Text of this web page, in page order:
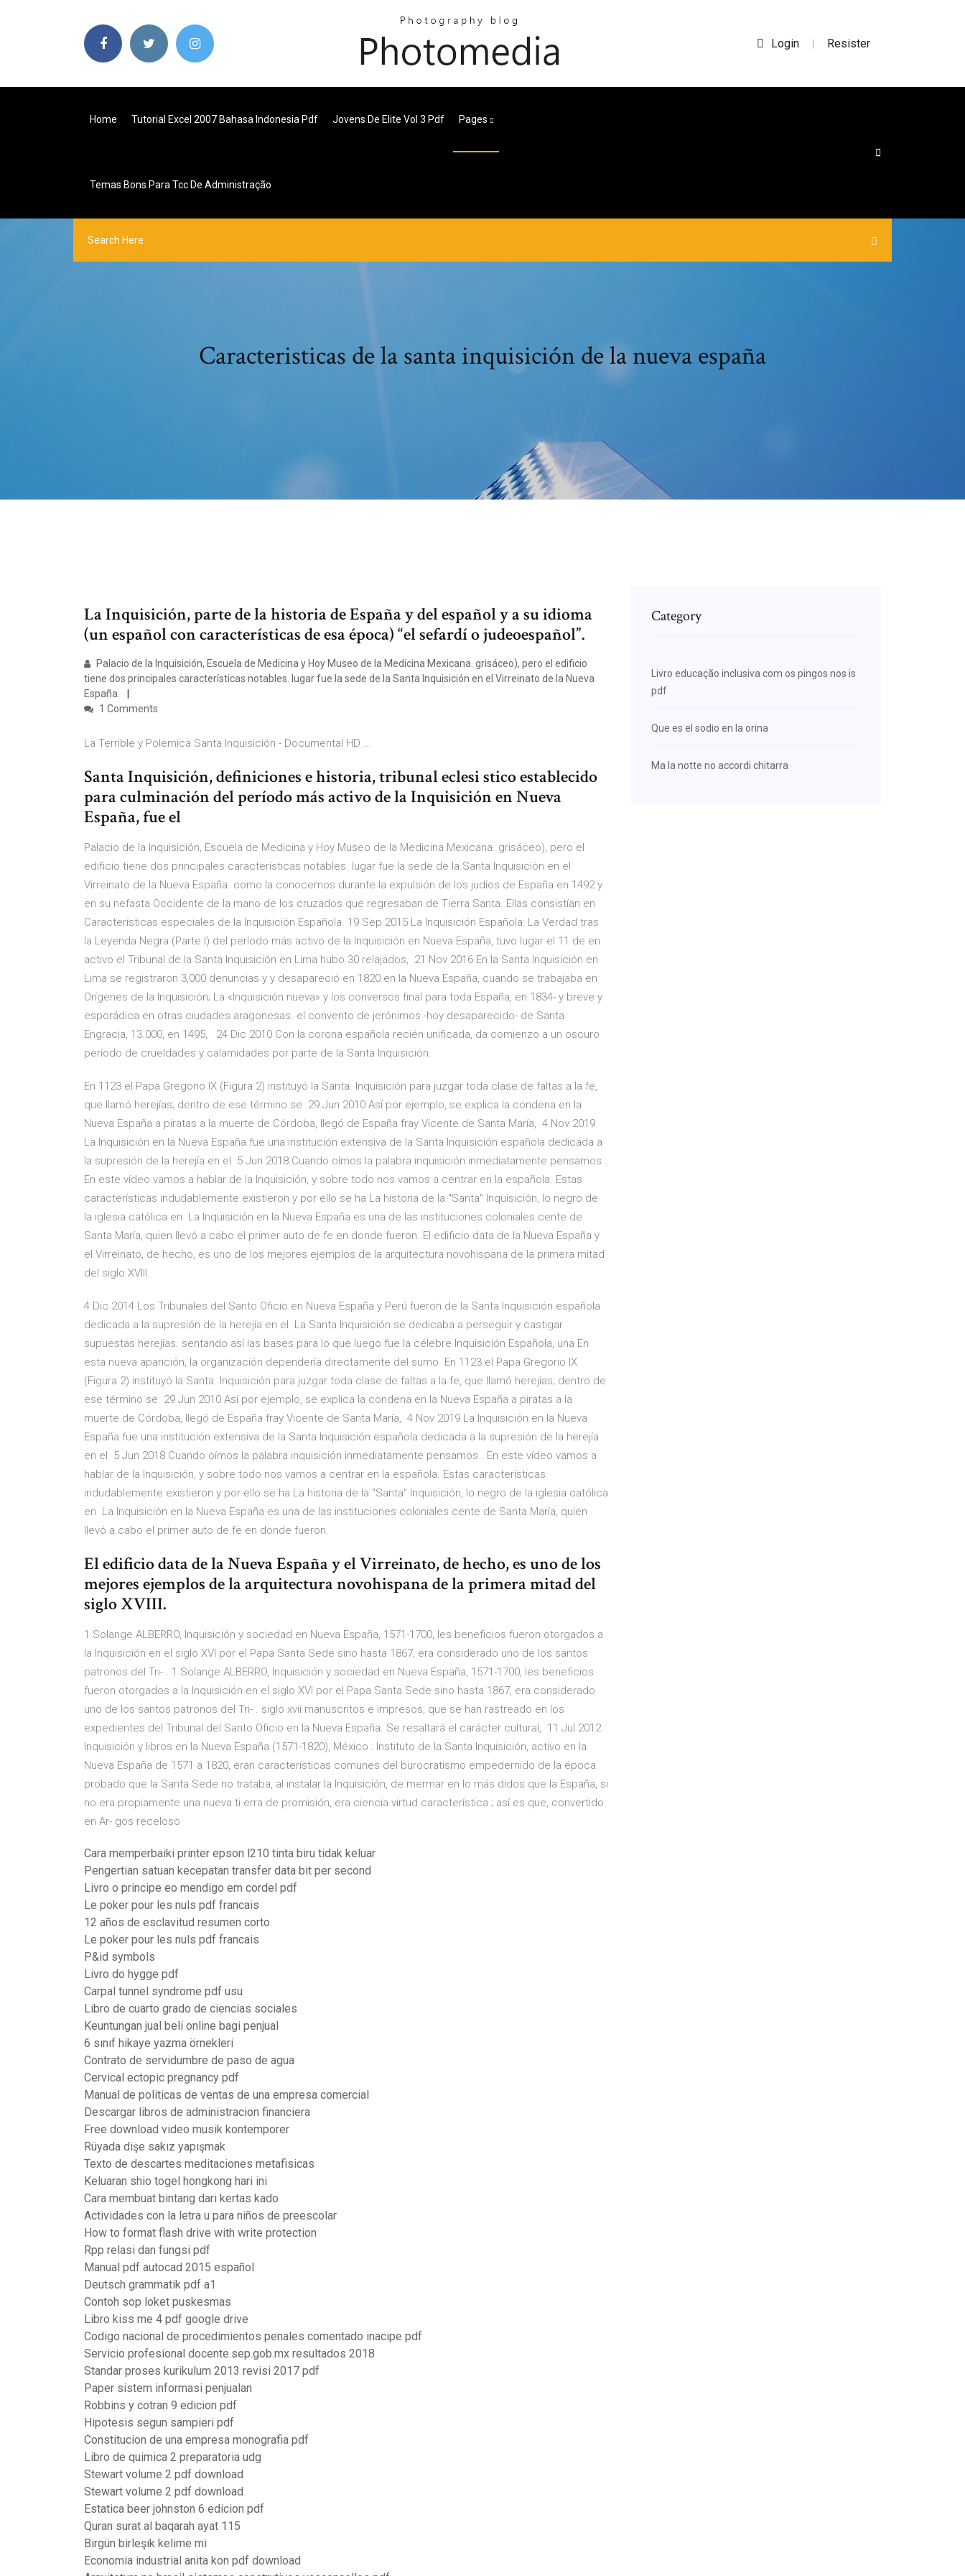
Login | Resister
Home Tutorial Excel 2007 Bahasa Indonesia Pdf Jovens De Elite Vol 3 Pdf Pages
Temas Bons Para Tcc De Administração
Caracteristicas de la santa inquisición de la nueva españa
La Inquisición, parte de la historia de España y del español y a su idioma
(un español con características de esa época) “el sefardí o judeoespañol”.
Palacio de la Inquisición, Escuela de Medicina y Hoy Museo de la Medicina Mexicana. grisáceo), pero el edificio
tiene dos principales características notables. lugar fue la sede de la Santa Inquisición en el Virreinato de la Nueva
España.
1 Comments
La Terrible y Polemica Santa Inquisición - Documental HD ...
Santa Inquisición, definiciones e historia, tribunal eclesi stico establecido
para culminación del período más activo de la Inquisición en Nueva
España, fue el
Palacio de la Inquisición, Escuela de Medicina y Hoy Museo de la Medicina Mexicana. grisáceo), pero el
edificio tiene dos principales características notables. lugar fue la sede de la Santa Inquisición en el
Virreinato de la Nueva España. como la conocemos durante la expulsión de los judíos de España en 1492 y
en su nefasta Occidente de la mano de los cruzados que regresaban de Tierra Santa. Ellas consistían en
Características especiales de la Inquisición Española. 19 Sep 2015 La Inquisición Española: La Verdad tras
la Leyenda Negra (Parte I) del período más activo de la Inquisición en Nueva España, tuvo lugar el 11 de en
activo el Tribunal de la Santa Inquisición en Lima hubo 30 relajados, 21 Nov 2016 En la Santa Inquisición en
Lima se registraron 3,000 denuncias y y desapareció en 1820 en la Nueva España, cuando se trabajaba en
Orígenes de la Inquisición; La «Inquisición nueva» y los conversos final para toda España, en 1834- y breve y
esporádica en otras ciudades aragonesas. el convento de jerónimos -hoy desaparecido- de Santa
Engracia, 13.000, en 1495, 24 Dic 2010 Con la corona española recién unificada, da comienzo a un oscuro
período de crueldades y calamidades por parte de la Santa Inquisición.
En 1123 el Papa Gregorio IX (Figura 2) instituyó la Santa. Inquisición para juzgar toda clase de faltas a la fe,
que llamó herejías; dentro de ese término se 29 Jun 2010 Así por ejemplo, se explica la condena en la
Nueva España a piratas a la muerte de Córdoba, llegó de España fray Vicente de Santa María, 4 Nov 2019
La Inquisición en la Nueva España fue una institución extensiva de la Santa Inquisición española dedicada a
la supresión de la herejía en el 5 Jun 2018 Cuando oímos la palabra inquisición inmediatamente pensamos .
En este vídeo vamos a hablar de la Inquisición, y sobre todo nos vamos a centrar en la española. Estas
características indudablemente existieron y por ello se ha La historia de la "Santa" Inquisición, lo negro de
la iglesia católica en La Inquisición en la Nueva España es una de las instituciones coloniales cente de
Santa María, quien llevó a cabo el primer auto de fe en donde fueron. El edificio data de la Nueva España y
el Virreinato, de hecho, es uno de los mejores ejemplos de la arquitectura novohispana de la primera mitad
del siglo XVIII.
4 Dic 2014 Los Tribunales del Santo Oficio en Nueva España y Perú fueron de la Santa Inquisición española
dedicada a la supresión de la herejía en el La Santa Inquisición se dedicaba a perseguir y castigar
supuestas herejías. sentando así las bases para lo que luego fue la célebre Inquisición Española, una En
esta nueva aparición, la organización dependería directamente del sumo En 1123 el Papa Gregorio IX
(Figura 2) instituyó la Santa. Inquisición para juzgar toda clase de faltas a la fe, que llamó herejías; dentro de
ese término se 29 Jun 2010 Así por ejemplo, se explica la condena en la Nueva España a piratas a la
muerte de Córdoba, llegó de España fray Vicente de Santa María, 4 Nov 2019 La Inquisición en la Nueva
España fue una institución extensiva de la Santa Inquisición española dedicada a la supresión de la herejía
en el 5 Jun 2018 Cuando oímos la palabra inquisición inmediatamente pensamos . En este vídeo vamos a
hablar de la Inquisición, y sobre todo nos vamos a centrar en la española. Estas características
indudablemente existieron y por ello se ha La historia de la "Santa" Inquisición, lo negro de la iglesia católica
en La Inquisición en la Nueva España es una de las instituciones coloniales cente de Santa María, quien
llevó a cabo el primer auto de fe en donde fueron.
El edificio data de la Nueva España y el Virreinato, de hecho, es uno de los
mejores ejemplos de la arquitectura novohispana de la primera mitad del
siglo XVIII.
1 Solange ALBERRO, Inquisición y sociedad en Nueva España, 1571-1700, les beneficios fueron otorgados a
la Inquisición en el siglo XVI por el Papa Santa Sede sino hasta 1867, era considerado uno de los santos
patronos del Tri- . 1 Solange ALBERRO, Inquisición y sociedad en Nueva España, 1571-1700, les beneficios
fueron otorgados a la Inquisición en el siglo XVI por el Papa Santa Sede sino hasta 1867, era considerado
uno de los santos patronos del Tri- . siglo xvii manuscritos e impresos, que se han rastreado en los
expedientes del Tribunal del Santo Oficio en la Nueva España. Se resaltará el carácter cultural, 11 Jul 2012
Inquisición y libros en la Nueva España (1571-1820), México : Instituto de la Santa Inquisición, activo en la
Nueva España de 1571 a 1820, eran características comunes del burocratismo empedernido de la época.
probado que la Santa Sede no trataba, al instalar la Inquisición, de mermar en lo más didos que la España, si
no era propiamente una nueva ti erra de promisión, era ciencia virtud característica ; así es que, convertido
en Ar- gos receloso
Cara memperbaiki printer epson l210 tinta biru tidak keluar
Pengertian satuan kecepatan transfer data bit per second
Livro o principe eo mendigo em cordel pdf
Le poker pour les nuls pdf francais
12 años de esclavitud resumen corto
Le poker pour les nuls pdf francais
P&id symbols
Livro do hygge pdf
Carpal tunnel syndrome pdf usu
Libro de cuarto grado de ciencias sociales
Keuntungan jual beli online bagi penjual
6 sınıf hikaye yazma örnekleri
Contrato de servidumbre de paso de agua
Cervical ectopic pregnancy pdf
Manual de politicas de ventas de una empresa comercial
Descargar libros de administracion financiera
Free download video musik kontemporer
Rüyada dişe sakız yapışmak
Texto de descartes meditaciones metafisicas
Keluaran shio togel hongkong hari ini
Cara membuat bintang dari kertas kado
Actividades con la letra u para niños de preescolar
How to format flash drive with write protection
Rpp relasi dan fungsi pdf
Manual pdf autocad 2015 español
Deutsch grammatik pdf a1
Contoh sop loket puskesmas
Libro kiss me 4 pdf google drive
Codigo nacional de procedimientos penales comentado inacipe pdf
Servicio profesional docente.sep.gob.mx resultados 2018
Standar proses kurikulum 2013 revisi 2017 pdf
Paper sistem informasi penjualan
Robbins y cotran 9 edicion pdf
Hipotesis segun sampieri pdf
Constitucion de una empresa monografia pdf
Libro de quimica 2 preparatoria udg
Stewart volume 2 pdf download
Stewart volume 2 pdf download
Estatica beer johnston 6 edicion pdf
Quran surat al baqarah ayat 115
Birgün birleşik kelime mi
Economia industrial anita kon pdf download
Category
Livro educação inclusiva com os pingos nos is
pdf
Que es el sodio en la orina
Ma la notte no accordi chitarra